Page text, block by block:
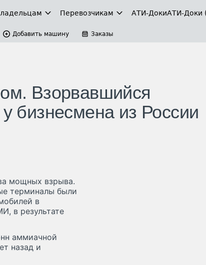
Перевозчикам АТИ-ДокиАТИ-Доки
Добавить машину Заказы
Взорвавшийся
бизнесмена из России
мощных взрыва.
терминалы были
в
в результате
аммиачной
назад и